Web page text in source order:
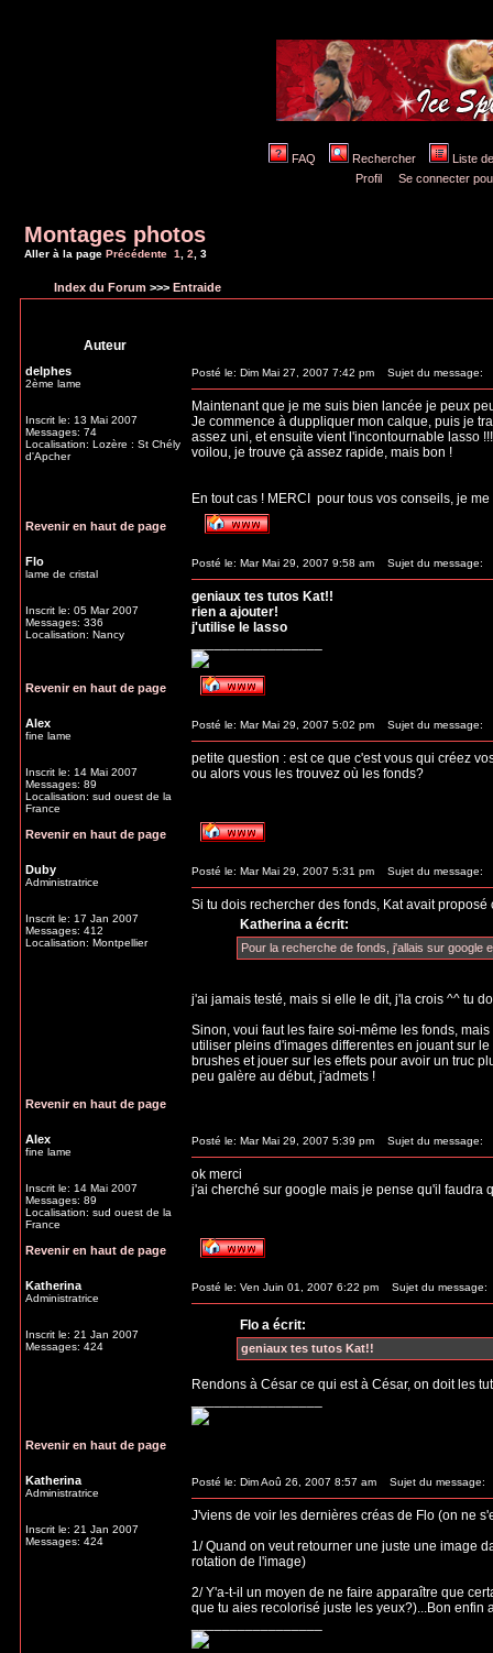
FAQ Rechercher
Liste
Profil
Se connecter
Montages photos
Aller à la page Précédente 1 2 3
Index du Forum >>> Entraide
Auteur
delphes
2ème lame
Inscrit le: 13 Mai 2007
Messages: 74
Localisation: Lozère : St Chély
d'Apcher
Posté le: Dim Mai 27, 2007 7:42 pm Sujet du message:
Maintenant que je me suis bien lancée je peux
Je commence à duppliquer mon calque, puis je
assez uni, et ensuite vient l'incontournable lasso
voilou, je trouve çà assez rapide, mais bon !
En tout cas ! MERCI pour tous vos conseils, je
Revenir en haut de page
Flo
lame de cristal
Inscrit le: 05 Mar 2007
Messages: 336
Localisation: Nancy
Posté le: Mar Mai 29, 2007 9:58 am Sujet du message:
geniaux tes tutos Kat!!
rien a ajouter!
j'utilise le lasso
Revenir en haut de page
Alex
fine lame
Inscrit le: 14 Mai 2007
Messages: 89
Localisation: sud ouest de la
France
Posté le: Mar Mai 29, 2007 5:02 pm Sujet du message:
petite question : est ce que c'est vous qui créez
ou alors vous les trouvez où les fonds?
Revenir en haut de page
Duby
Administratrice
Inscrit le: 17 Jan 2007
Messages: 412
Localisation: Montpellier
Posté le: Mar Mai 29, 2007 5:31 pm Sujet du message:
Si tu dois rechercher des fonds, Kat avait
Katherina a écrit:
Pour la recherche de fonds, j'allais sur google
j'ai jamais testé, mais si elle le dit, j'la crois ^^ tu
Sinon, voui faut les faire soi-même les fonds,
utiliser pleins d'images differentes en jouant sur
brushes et jouer sur les effets pour avoir un truc
peu galère au début, j'admets !
Revenir en haut de page
Alex
fine lame
Inscrit le: 14 Mai 2007
Messages: 89
Localisation: sud ouest de la
France
Posté le: Mar Mai 29, 2007 5:39 pm Sujet du message:
ok merci
j'ai cherché sur google mais je pense qu'il faudra
Revenir en haut de page
Katherina
Administratrice
Inscrit le: 21 Jan 2007
Messages: 424
Posté le: Ven Juin 01, 2007 6:22 pm Sujet du message:
Flo a écrit:
geniaux tes tutos Kat!!
Rendons à César ce qui est à César, on doit les
Revenir en haut de page
Katherina
Administratrice
Inscrit le: 21 Jan 2007
Messages: 424
Posté le: Dim Aoû 26, 2007 8:57 am Sujet du message:
J'viens de voir les dernières créas de Flo (on ne
1/ Quand on veut retourner une juste une image
rotation de l'image)
2/ Y'a-t-il un moyen de ne faire apparaître que
que tu aies recolorisé juste les yeux?)...Bon